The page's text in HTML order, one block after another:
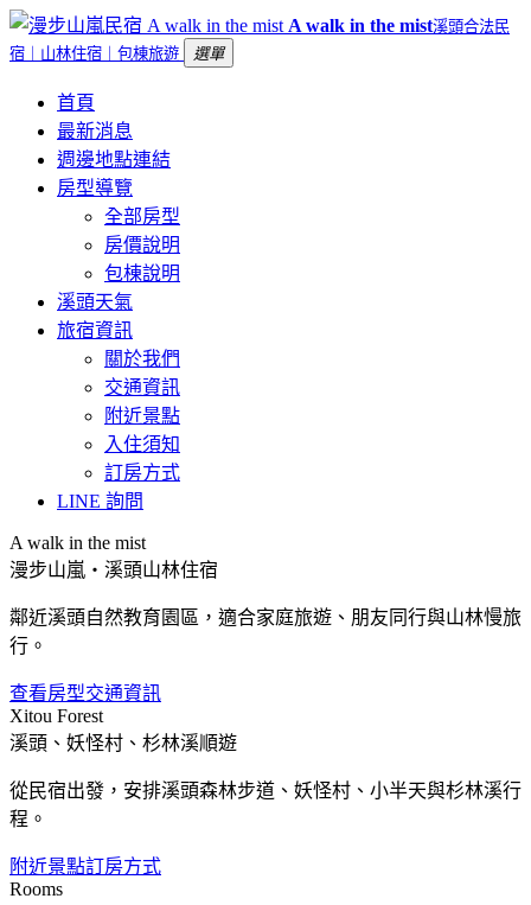
A walk in the mist溪頭合法民
宿｜山林住宿｜包棟旅遊
選單
首頁
最新消息
週邊地點連結
房型導覽
全部房型
房價說明
包棟說明
溪頭天氣
旅宿資訊
關於我們
交通資訊
附近景點
入住須知
訂房方式
LINE 詢問
A walk in the mist
漫步山嵐・溪頭山林住宿
鄰近溪頭自然教育園區，適合家庭旅遊、朋友同行與山林慢旅
行。
查看房型交通資訊
Xitou Forest
溪頭、妖怪村、杉林溪順遊
從民宿出發，安排溪頭森林步道、妖怪村、小半天與杉林溪行
程。
附近景點訂房方式
Rooms